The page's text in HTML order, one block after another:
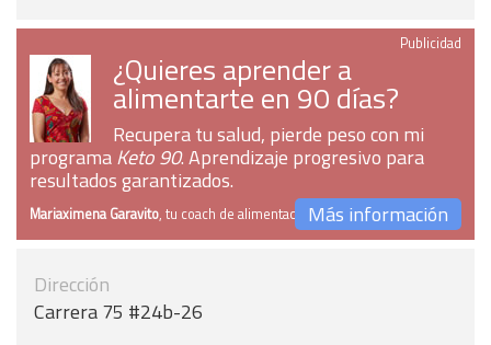
Publicidad
¿Quieres aprender a
alimentarte en 90 días?
Recupera tu salud, pierde peso con mi
programaKeto 90. Aprendizaje progresivo para
resultados garantizados.
Mariaximena Garavito, tu coach de alimentaciónMás información
Dirección
Carrera 75 #24b-26